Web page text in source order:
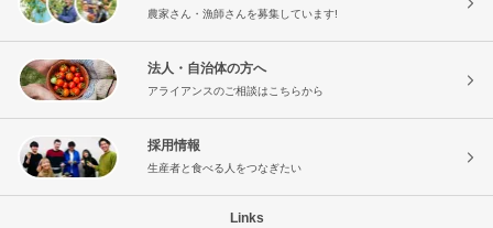
農家さん・漁師さんを募集しています!
法人・自治体の方へ
アライアンスのご相談はこちらから
採用情報
生産者と食べる人をつなぎたい
Links